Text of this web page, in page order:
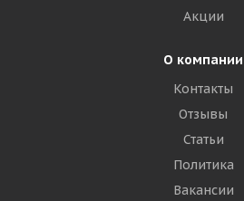
Акции
О компании
Контакты
Отзывы
Статьи
Политика
Вакансии